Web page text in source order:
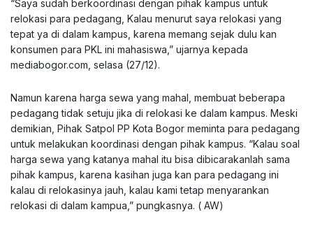
“Saya sudah berkoordinasi dengan pihak kampus untuk
relokasi para pedagang, Kalau menurut saya relokasi yang
tepat ya di dalam kampus, karena memang sejak dulu kan
konsumen para PKL ini mahasiswa,” ujarnya kepada
mediabogor.com, selasa (27/12).
Namun karena harga sewa yang mahal, membuat beberapa
pedagang tidak setuju jika di relokasi ke dalam kampus. Meski
demikian, Pihak Satpol PP Kota Bogor meminta para pedagang
untuk melakukan koordinasi dengan pihak kampus. “Kalau soal
harga sewa yang katanya mahal itu bisa dibicarakanlah sama
pihak kampus, karena kasihan juga kan para pedagang ini
kalau di relokasinya jauh, kalau kami tetap menyarankan
relokasi di dalam kampua,” pungkasnya. ( AW)